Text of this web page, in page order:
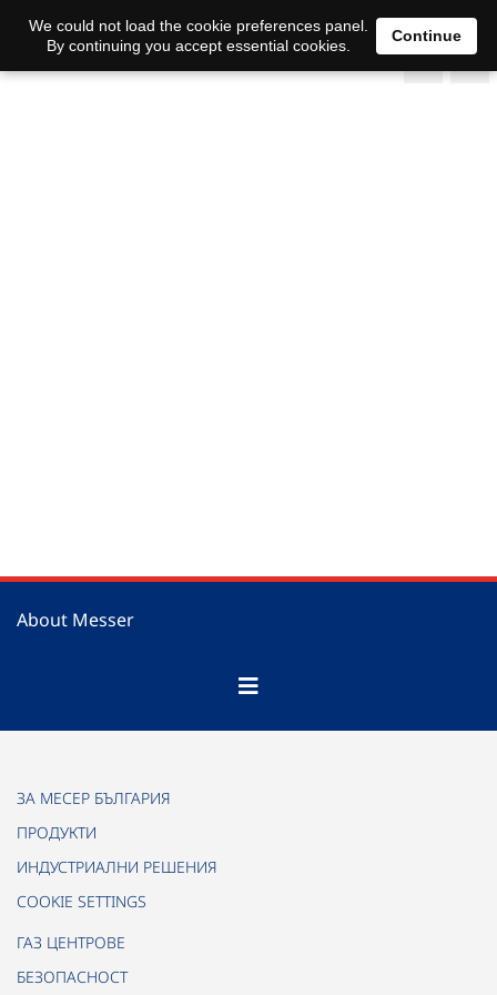
About Messer
ЗА МЕСЕР БЪЛГАРИЯ
ПРОДУКТИ
ИНДУСТРИАЛНИ РЕШЕНИЯ
COOKIE SETTINGS
ГАЗ ЦЕНТРОВЕ
БЕЗОПАСНОСТ
We could not load the cookie preferences panel.
By continuing you accept essential cookies.
Continue